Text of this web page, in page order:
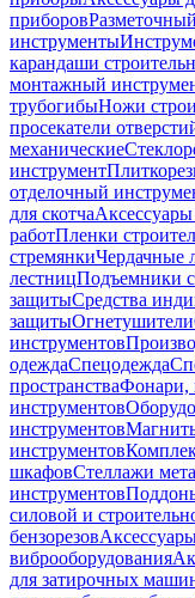
приборов
инструменты
карандаши
монтажный
трубогибыНожи
просекатели
механические
инструмент
отделочный
для скотча
работПленки
стремянкиЧердачные
лестницПодъемники
защитыСредства
защитыОгнетушители
инструментов
одеждаСпецодежда
пространстваФонари,
инструментов
инструментов
инструментов
шкафовСтеллажи
инструментов
силовой и
бензорезов
виброоборудования
для затирочных